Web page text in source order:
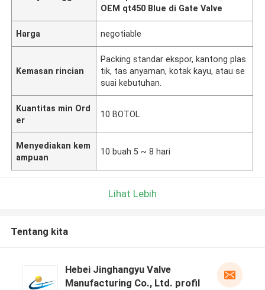
OEM qt450 Blue di Gate Valve
Harga negotiable
Kemasan rincian
Packing standar ekspor, kantong plas
tik, tas anyaman, kotak kayu, atau se
suai kebutuhan.
Kuantitas min Ord
er
10 BOTOL
Menyediakan kem
ampuan
10 buah 5 ~ 8 hari
Lihat Lebih
Tentang kita
Hebei Jinghangyu Valve
Manufacturing Co., Ltd. profil